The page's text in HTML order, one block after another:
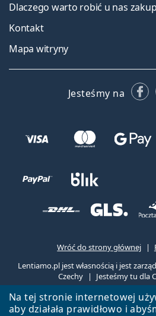
Na tej stronie internetowej
aby działała prawidłowo i
Dlaczego warto robić u nas
Kontakt
Mapa witryny
Jesteśmy na
Wróć do strony głównej
Lentiamo.pl jest własnością i jest
Czechy
Jesteśmy tu dla